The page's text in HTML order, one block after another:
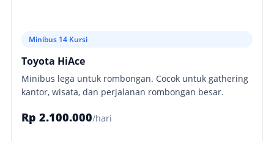
Minibus 14 Kursi
Toyota HiAce
Minibus lega untuk rombongan. Cocok untuk gathering
kantor, wisata, dan perjalanan rombongan besar.
Rp 2.100.000/hari